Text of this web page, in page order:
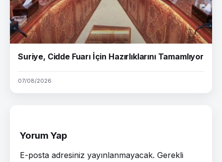
Suriye, Cidde Fuarı İçin Hazırlıklarını Tamamlıyor
07/08/2026
Yorum Yap
E-posta adresiniz yayınlanmayacak. Gerekli